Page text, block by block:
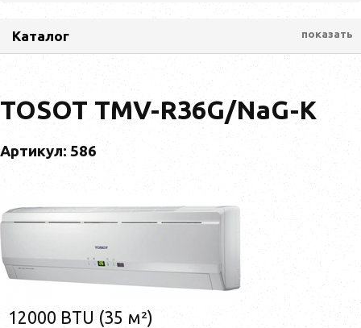
Каталог показать
TOSOT TMV-R36G/NaG-K
Артикул: 586
12000 BTU (35 м²)